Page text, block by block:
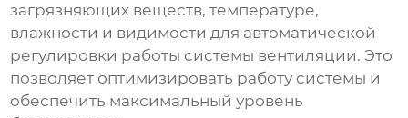
загрязняющих веществ, температуре,
влажности и видимости для автоматической
регулировки работы системы вентиляции. Это
позволяет оптимизировать работу системы и
обеспечить максимальный уровень